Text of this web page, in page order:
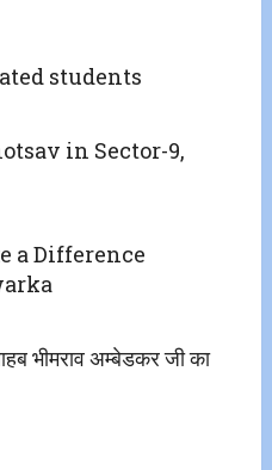
students
in Sector-9,
a Difference
भीमराव अम्बेडकर जी का